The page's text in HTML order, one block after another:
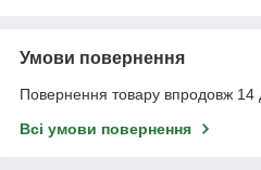
Умови повернення
Повернення товару впродовж 14
Всі умови повернення